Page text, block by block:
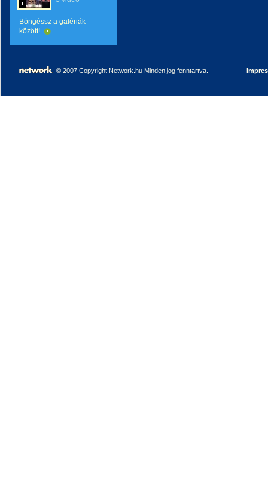
Böngéssz a galériák
között!
© 2007 Copyright Network.hu Minden jog fenntartva.